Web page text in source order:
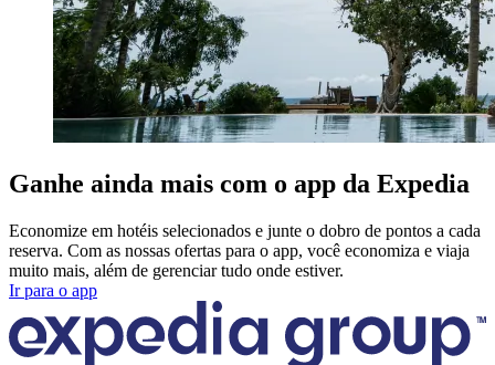
Ganhe ainda mais com o app da Expedia
Economize em hotéis selecionados e junte o dobro de pontos a cada
reserva. Com as nossas ofertas para o app, você economiza e viaja
muito mais, além de gerenciar tudo onde estiver.
Ir para o app